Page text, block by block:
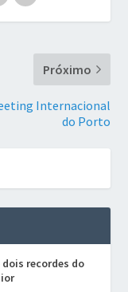
Próximo
Internacional
do Porto
dois recordes do